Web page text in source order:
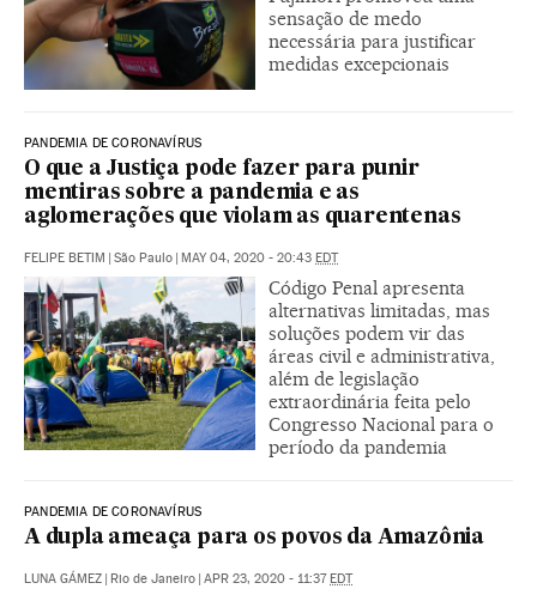
sensação de medo
necessária para justificar
medidas excepcionais
PANDEMIA DE CORONAVÍRUS
O que a Justiça pode fazer para punir
mentiras sobre a pandemia e as
aglomerações que violam as quarentenas
FELIPE BETIM | São Paulo | MAY 04, 2020 - 20:43 EDT
Código Penal apresenta
alternativas limitadas, mas
soluções podem vir das
áreas civil e administrativa,
além de legislação
extraordinária feita pelo
Congresso Nacional para o
período da pandemia
PANDEMIA DE CORONAVÍRUS
A dupla ameaça para os povos da Amazônia
| Rio de Janeiro | APR 23, 2020 - 11:37EDT